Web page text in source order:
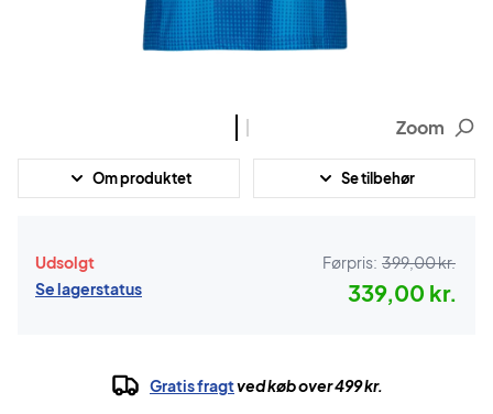
Zoom
Om produktet Se tilbehør
Udsolgt
Se lagerstatus
Førpris: 399,00 kr.
339,00 kr.
Gratis fragtved køb over 499 kr.